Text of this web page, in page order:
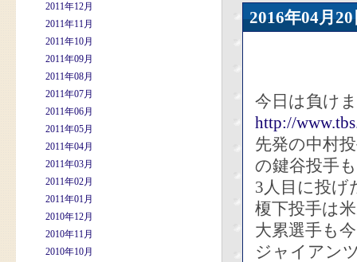
2011年12月
2011年11月
2011年10月
2011年09月
2011年08月
2011年07月
2011年06月
2011年05月
2011年04月
2011年03月
2011年02月
2011年01月
2010年12月
2010年11月
2010年10月
2016年04
今日は負け
http://
先発の中村
の鍵谷投手
3人目に投げ
榎下投手は
大累選手も
ジャイアン